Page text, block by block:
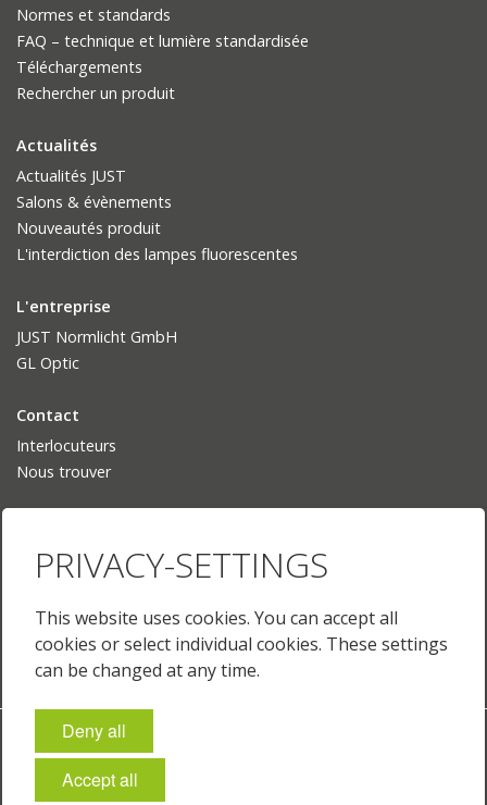
Normes et standards
FAQ – technique et lumière standardisée
Téléchargements
Rechercher un produit
Actualités
Actualités JUST
Salons & évènements
Nouveautés produit
L'interdiction des lampes fluorescentes
L'entreprise
JUST Normlicht GmbH
GL Optic
Contact
Interlocuteurs
Nous trouver
Deutsch
English
Empreinte Protection des données
Paramètres des cookies
PRIVACY-SETTINGS
This website uses cookies. You can accept all
cookies or select individual cookies. These settings
can be changed at any time.
Deny all
Accept all